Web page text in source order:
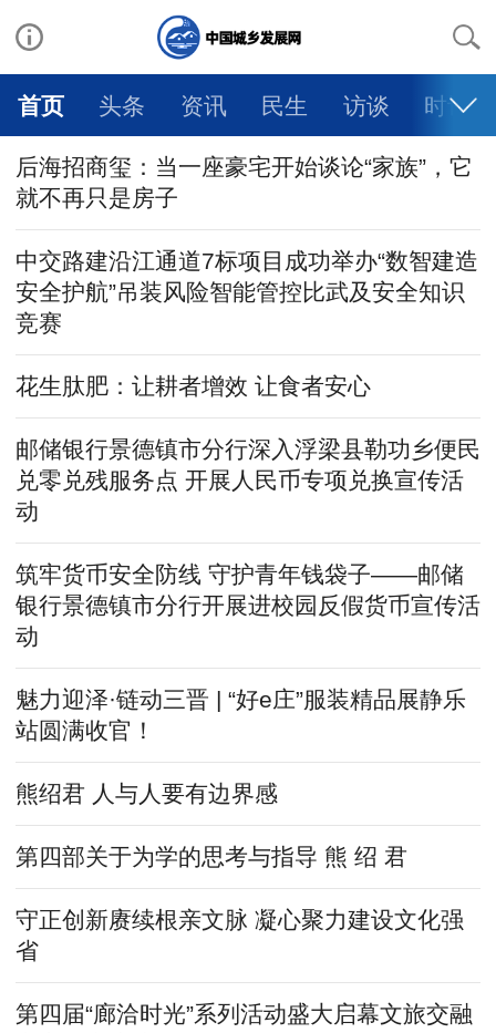
首页 头条 资讯 民生 访谈 时评
后海招商玺：当一座豪宅开始谈论“家族”，它
就不再只是房子
中交路建沿江通道7标项目成功举办“数智建造
安全护航”吊装风险智能管控比武及安全知识
竞赛
花生肽肥：让耕者增效 让食者安心
邮储银行景德镇市分行深入浮梁县勒功乡便民
兑零兑残服务点 开展人民币专项兑换宣传活
动
筑牢货币安全防线 守护青年钱袋子——邮储
银行景德镇市分行开展进校园反假货币宣传活
动
魅力迎泽·链动三晋 | “好e庄”服装精品展静乐
站圆满收官！
熊绍君 人与人要有边界感
第四部关于为学的思考与指导 熊 绍 君
守正创新赓续根亲文脉 凝心聚力建设文化强
省
第四届“廊洽时光”系列活动盛大启幕文旅交融